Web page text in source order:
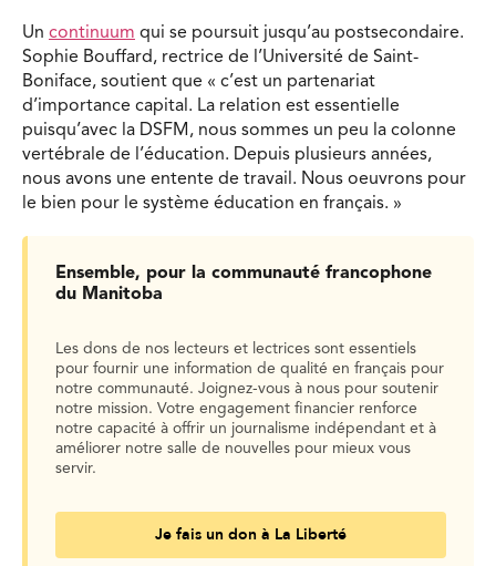
Un continuum qui se poursuit jusqu’au postsecondaire.
Sophie Bouffard, rectrice de l’Université de Saint-
Boniface, soutient que « c’est un partenariat
d’importance capital. La relation est essentielle
puisqu’avec la DSFM, nous sommes un peu la colonne
vertébrale de l’éducation. Depuis plusieurs années,
nous avons une entente de travail. Nous oeuvrons pour
le bien pour le système éducation en français. »
Ensemble, pour la communauté francophone
du Manitoba
Les dons de nos lecteurs et lectrices sont essentiels
pour fournir une information de qualité en français pour
notre communauté. Joignez-vous à nous pour soutenir
notre mission. Votre engagement financier renforce
notre capacité à offrir un journalisme indépendant et à
améliorer notre salle de nouvelles pour mieux vous
servir.
Je fais un don à La Liberté